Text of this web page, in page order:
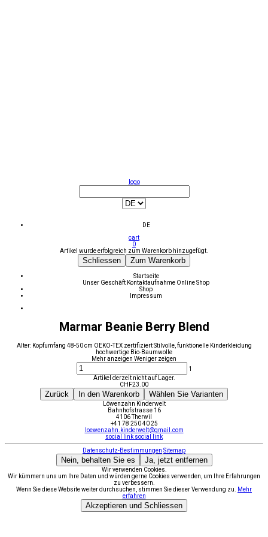
logo
DE
cart
0
Artikel wurde erfolgreich zum Warenkorb hinzugefügt.
Schliessen Zum Warenkorb
Startseite
Unser Geschäft Kontaktaufnahme Online Shop
Shop
Impressum
Marmar Beanie Berry Blend
Alter: Kopfumfang 48-50 cm OEKO-TEX zertifiziert Stilvolle, funktionelle Kinderkleidung
hochwertige Bio-Baumwolle
Mehr anzeigen Weniger zeigen
1
Artikel derzeit nicht auf Lager.
CHF23.00
Zurück In den Warenkorb Wählen Sie Varianten
Löwenzahn Kinderwelt
Bahnhofstrasse 16
4106 Therwil
+41 78 250 40 25
loewenzahn.kinderwelt@gmail.com
social link social link
Datenschutz-Bestimmungen Sitemap
Nein, behalten Sie es Ja, jetzt entfernen
Wir verwenden Cookies.
Wir kümmern uns um Ihre Daten und würden gerne Cookies verwenden, um Ihre Erfahrungen
zu verbessern.
Wenn Sie diese Website weiter durchsuchen, stimmen Sie dieser Verwendung zu.
Mehr
erfahren
Akzeptieren und Schliessen